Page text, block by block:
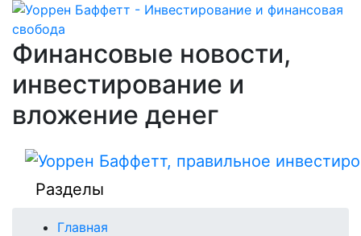
Финансовые новости,
инвестирование и
вложение денег
Разделы
Главная